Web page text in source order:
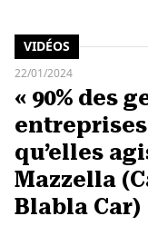
VIDÉOS
22/01/2024
« 90% des
qu’elles
Mazzella
Blabla Car)